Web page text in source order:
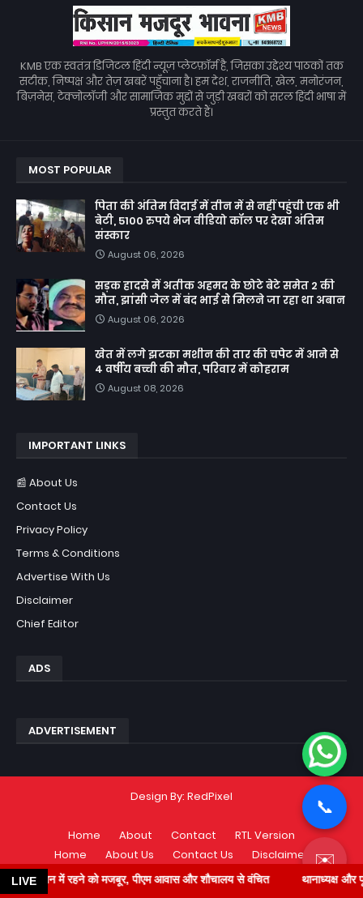
KMB एक स्वतंत्र डिजिटल हिंदी न्यूज़ प्लेटफ़ॉर्म है, जिसका उद्देश्य पाठकों तक
सटीक, निष्पक्ष और तेज़ खबरें पहुँचाना है। हम देश, राजनीति, खेल, मनोरंजन,
बिज़नेस, टेक्नोलॉजी और सामाजिक मुद्दों से जुड़ी खबरों को सरल हिंदी भाषा में
प्रस्तुत करते हैं।
MOST POPULAR
पिता की अंतिम विदाई में तीन में से नहीं पहुंची एक भी
बेटी, 5100 रुपये भेज वीडियो कॉल पर देखा अंतिम
संस्कार
August 06, 2026
सड़क हादसे में अतीक अहमद के छोटे बेटे समेत 2 की
मौत, झांसी जेल में बंद भाई से मिलने जा रहा था अबान
August 06, 2026
खेत में लगे झटका मशीन की तार की चपेट में आने से
4 वर्षीय बच्ची की मौत, परिवार में कोहराम
August 08, 2026
IMPORTANT LINKS
📰 About Us
Contact Us
Privacy Policy
Terms & Conditions
Advertise With Us
Disclaimer
Chief Editor
ADS
LIVE
रहने को मजबूर, पीएम आवास और शौचालय से वंचित थानाध्यक्ष और पूर्व ब्लॉक
ADVERTISEMENT
📞
✉️
Design By: RedPixel
Home About Contact
RTL Version
Home
About Us Contact Us
Disclaimer
Privacy Policy
Terms & Conditions